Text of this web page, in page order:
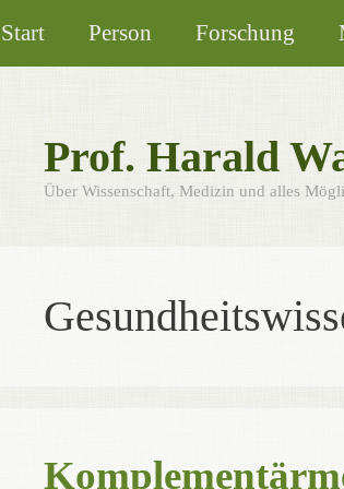
Inhalt
springen
Start Person Forschung
Prof. Harald
Über Wissenschaft, Medizin und alles